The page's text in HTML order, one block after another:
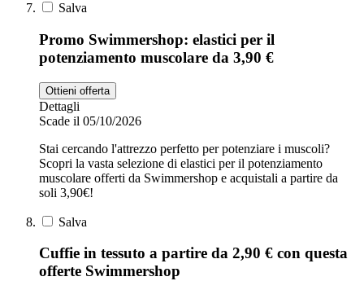
Salva
Promo Swimmershop: elastici per il
potenziamento muscolare da 3,90 €
Ottieni offerta
Dettagli
Scade il 05/10/2026
Stai cercando l'attrezzo perfetto per potenziare i muscoli?
Scopri la vasta selezione di elastici per il potenziamento
muscolare offerti da Swimmershop e acquistali a partire da
soli 3,90€!
Salva
Cuffie in tessuto a partire da 2,90 € con questa
offerte Swimmershop